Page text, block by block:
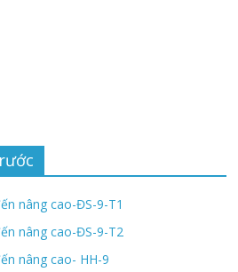
nâng cao-ĐS-9-T1
nâng cao-ĐS-9-T2
nâng cao- HH-9